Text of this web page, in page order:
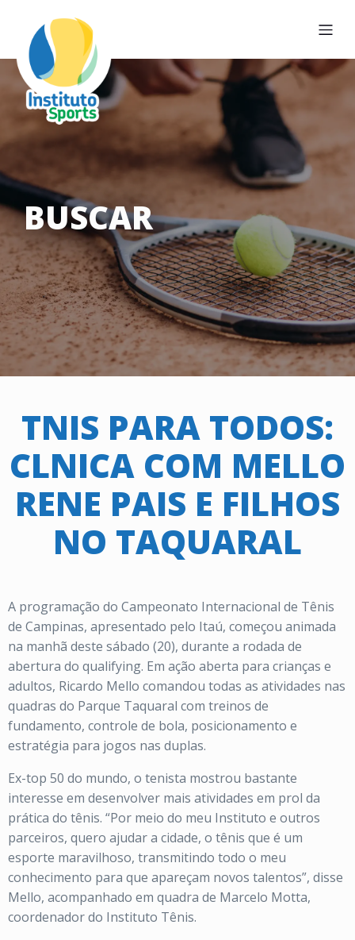
BUSCAR
TNIS PARA TODOS:
CLNICA COM MELLO
RENE PAIS E FILHOS
NO TAQUARAL
A programação do Campeonato Internacional de Tênis
de Campinas, apresentado pelo Itaú, começou animada
na manhã deste sábado (20), durante a rodada de
abertura do qualifying. Em ação aberta para crianças e
adultos, Ricardo Mello comandou todas as atividades nas
quadras do Parque Taquaral com treinos de
fundamento, controle de bola, posicionamento e
estratégia para jogos nas duplas.
Ex-top 50 do mundo, o tenista mostrou bastante
interesse em desenvolver mais atividades em prol da
prática do tênis. “Por meio do meu Instituto e outros
parceiros, quero ajudar a cidade, o tênis que é um
esporte maravilhoso, transmitindo todo o meu
conhecimento para que apareçam novos talentos”, disse
Mello, acompanhado em quadra de Marcelo Motta,
coordenador do Instituto Tênis.